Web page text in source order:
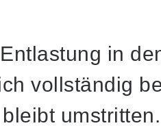
in
vollständig